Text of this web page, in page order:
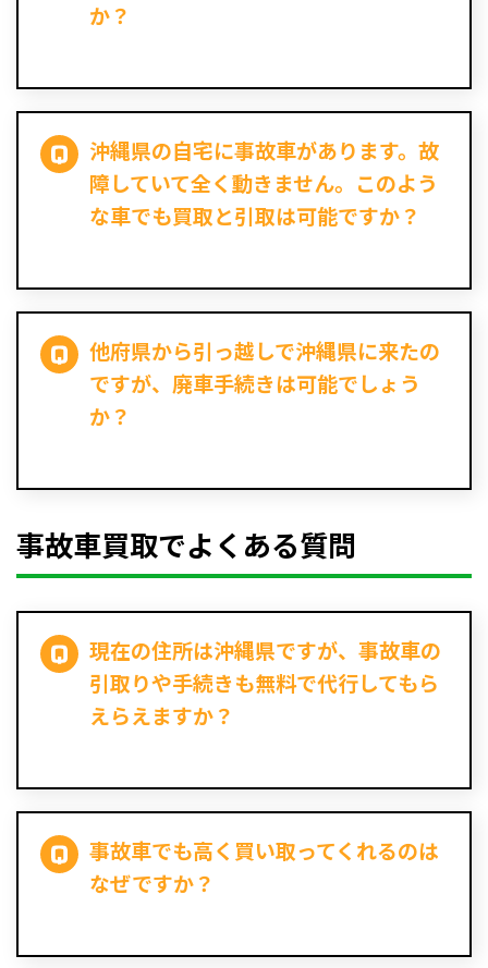
か？
沖縄県の自宅に事故車があります。故
障していて全く動きません。このよう
な車でも買取と引取は可能ですか？
他府県から引っ越しで沖縄県に来たの
ですが、廃車手続きは可能でしょう
か？
事故車買取でよくある質問
現在の住所は沖縄県ですが、事故車の
引取りや手続きも無料で代行してもら
えらえますか？
事故車でも高く買い取ってくれるのは
なぜですか？